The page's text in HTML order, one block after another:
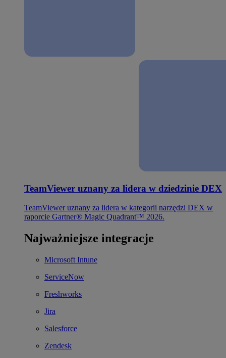
TeamViewer uznany za lidera w dziedzinie DEX
TeamViewer uznany za lidera w kategorii narzędzi DEX w
raporcie Gartner® Magic Quadrant™ 2026.
Najważniejsze integracje
Microsoft Intune
ServiceNow
Freshworks
Jira
Salesforce
Zendesk